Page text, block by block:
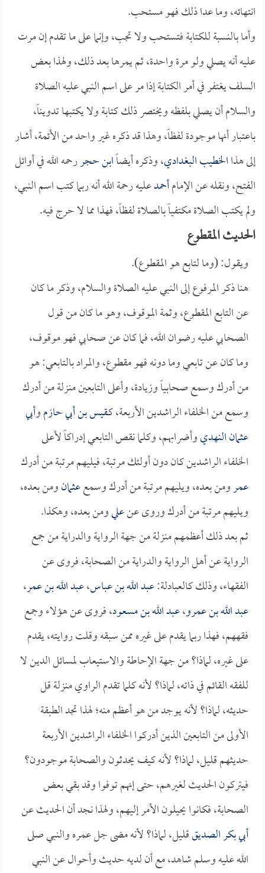
انتهائه، وما عدا ذلك فهو مستحب.
وأما بالنسبة للكتابة فتستحب ولا تجب، وإنما على ما تقدم إن مرت
عليه أنه يصلي ولو مرة واحدة، ثم يمرها بعد ذلك، ولهذا بعض
السلف يغتفر في أمر الكتابة إذا مر على اسم النبي عليه الصلاة
والسلام أن يصلي بلفظه ويختصر ذلك كتابة ولا يكتبها تدويناً،
باعتبار أنها موجودة لفظاً، وهذا قد ذكره غير واحد من الأئمة، أشار
إلى هذاالخطيب البغدادي، وذكره أيضاًابن حجررحمه الله في أوائل
الفتح، ونقله عن الإمامأحمدعليه رحمة الله أنه ربما كتب اسم النبي،
ولم يكتب الصلاة مكتفياً بالصلاة لفظاً، فهذا مما لا حرج فيه.
الحديث المقطوع
ويقول: (وما لتابع هو المقطوع).
هنا ذكر المرفوع إلى النبي عليه الصلاة والسلام، وذكر ما كان
عن التابع المقطوع، وثمة الموقوف، وهو ما كان من قول
الصحابي عليه رضوان الله، فما كان عن صحابي فهو موقوف،
وما كان عن تابعي وما دونه فهو مقطوع، والمراد بالتابعي: هو
من أدرك وسمع صحابياً وزيادة، وأعلى التابعين منزلة من أدرك
وسمع من الخلفاء الراشدين الأربعة، كـقيس بن أبي حازموأبي
عثمان النهديوأضرابهم، وكلما نقص التابعي إدراكاً لأعلى
الخلفاء الراشدين كان دون أولئك مرتبة، فيليهم مرتبة من أدرك
عمرومن بعده، ويليهم مرتبة من أدرك وسمععثمانومن بعده،
ويليهم مرتبة من أدرك وروى عنعليومن بعده، وهكذا.
ثم بعد ذلك أعظمهم منزلة من جهة الرواية والدراية من جمع
الرواية عن أهل الرواية والدراية من الصحابة، فروى عن
الفقهاء، وذلك كالعبادلة:عبد الله بن عباس،عبد الله بن عمر،
عبد الله بن عمرو،عبد الله بن مسعود، فروى عن هؤلاء وجمع
فقههم، فهذا ربما يقدم على غيره ممن سبقه وقلت روايته، يقدم
على غيره، لماذا؟ من جهة الإحاطة والاستيعاب لمسائل الدين لا
للفقه القائم في ذاته، لماذا؟ لأنه كلما تقدم الراوي منزلة قل
حديثه، لماذا؟ لأنه يوجد من هو أعظم منه؛ لهذا تجد الطبقة
الأولى من التابعين الذين أدركوا الخلفاء الراشدين الأربعة
حديثهم قليل، لماذا؟ لأنه كيف يحدثون والصحابة موجودون؟
فيتركون الحديث لغيرهم، حتى إنهم توفوا وقد بقي بعض
الصحابة، فكانوا يحيلون الأمر إليهم، ولهذا نجد أن الحديث عن
أبي بكر الصديققليل، لماذا؟ لأنه مضى جل عمره والنبي صلى
الله عليه وسلم شاهد، مع أن لديه حديث وأحوال عن النبي